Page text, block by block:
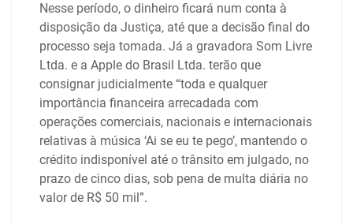
Nesse período, o dinheiro ficará num conta à
disposição da Justiça, até que a decisão final do
processo seja tomada. Já a gravadora Som Livre
Ltda. e a Apple do Brasil Ltda. terão que
consignar judicialmente “toda e qualquer
importância financeira arrecadada com
operações comerciais, nacionais e internacionais
relativas à música ‘Ai se eu te pego’, mantendo o
crédito indisponível até o trânsito em julgado, no
prazo de cinco dias, sob pena de multa diária no
valor de R$ 50 mil”.